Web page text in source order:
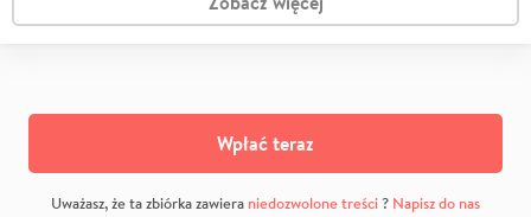
Wpłać teraz
Uważasz, że ta zbiórka zawiera niedozwolone treści? Napisz do nas